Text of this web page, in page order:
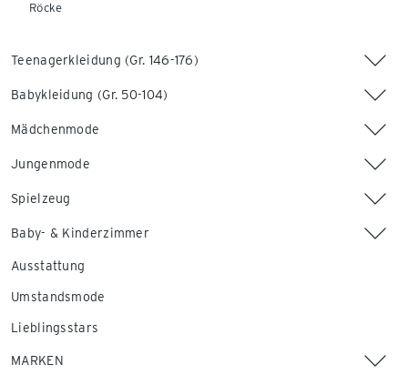
Röcke
Teenagerkleidung (Gr. 146-176)
Babykleidung (Gr. 50-104)
Mädchenmode
Jungenmode
Spielzeug
Baby- & Kinderzimmer
Ausstattung
Umstandsmode
Lieblingsstars
MARKEN